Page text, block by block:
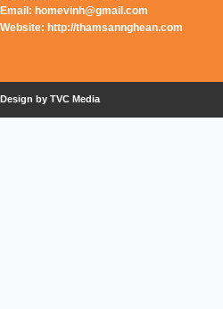
Email: homevinh@gmail.com
Website: http://thamsannghean.com
Design by TVC Media